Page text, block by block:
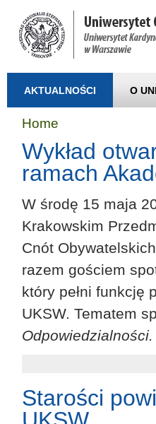
AKTUALNOŚCI O
Home
Wykład
ramach
W środę 15 maja
Krakowskim
Cnót
razem gościem
który pełni funkcję
UKSW. Tematem
Odpowiedzialności.
Starości